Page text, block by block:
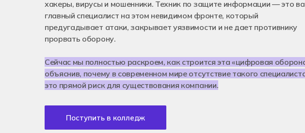
08.02.15
Информационное моделирование в
хакеры, вирусы и мошенники. Техник по защите информации — это
главный специалист на этом невидимом фронте, который
предугадывает атаки, закрывает уязвимости и не дает противнику
прорвать оборону.
Сейчас мы полностью раскроем, как строится эта «цифровая
объяснив, почему в современном мире отсутствие такого
это прямой риск для существования компании.
Поступить в колледж